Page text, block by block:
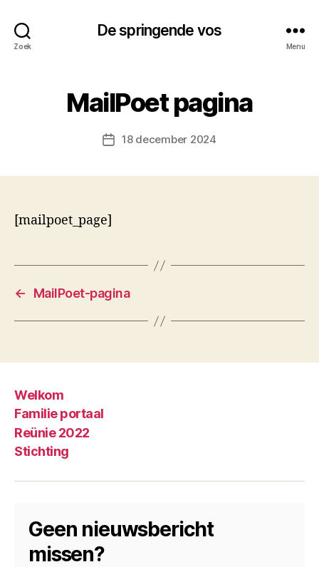
Zoek
De springende vos
Menu
MailPoet pagina
Berichtdatum
18 december 2024
[mailpoet_page]
← MailPoet-pagina
Welkom
Familie portaal
Reünie 2022
Stichting
Geen nieuwsbericht
missen?